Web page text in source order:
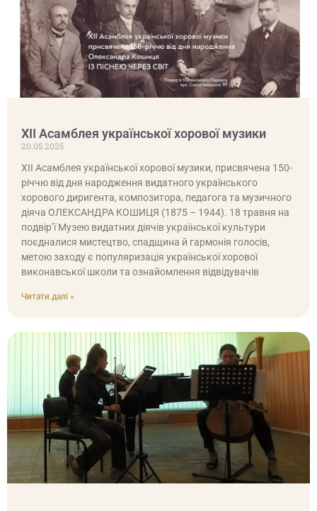
XII Асамблея української хорової музики
20.05.2025
XII Асамблея української хорової музики, присвячена 150-
річчю від дня народження видатного українського
хорового диригента, композитора, педагога та музичного
діяча ОЛЕКСАНДРА КОШИЦЯ (1875 – 1944). 18 травня на
подвір’ї Музею видатних діячів української культури
поєдналися мистецтво, спадщина й гармонія голосів,
метою заходу є популяризація української хорової
виконавської школи та ознайомлення відвідувачів
Читати далі »